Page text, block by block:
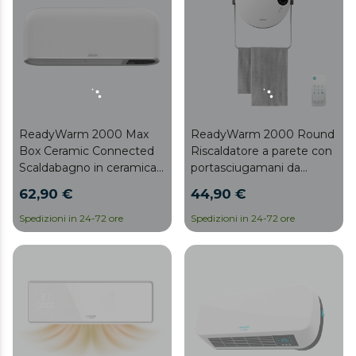
ReadyWarm 2000 Max
Box Ceramic Connected
Scaldabagno in ceramica
Fi e protezione IP22.
62,90 €
Spedizioni in 24-72 ore
ReadyWarm 2000 Round
Riscaldatore a parete con
portasciugamani da
44,90 €
Spedizioni in 24-72 ore